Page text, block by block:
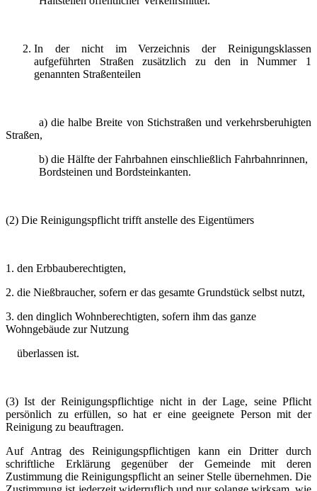
In der nicht im Verzeichnis der Reinigungsklassen
aufgeführten Straßen zusätzlich zu den in Nummer 1
genannten Straßenteilen
a) die halbe Breite von Stichstraßen und verkehrsberuhigten
Straßen,
b) die Hälfte der Fahrbahnen einschließlich Fahrbahnrinnen,
Bordsteinen und Bordsteinkanten.
(2) Die Reinigungspflicht trifft anstelle des Eigentümers
1. den Erbbauberechtigten,
2. die Nießbraucher, sofern er das gesamte Grundstück selbst nutzt,
3. den dinglich Wohnberechtigten, sofern ihm das ganze
Wohngebäude zur Nutzung
überlassen ist.
(3) Ist der Reinigungspflichtige nicht in der Lage, seine Pflicht
persönlich zu erfüllen, so hat er eine geeignete Person mit der
Reinigung zu beauftragen.
Auf Antrag des Reinigungspflichtigen kann ein Dritter durch
schriftliche Erklärung gegenüber der Gemeinde mit deren
Zustimmung die Reinigungspflicht an seiner Stelle übernehmen. Die